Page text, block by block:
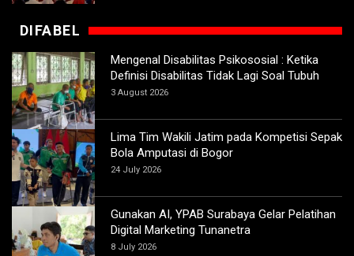
DIFABEL
Mengenal Disabilitas Psikososial : Ketika
Definisi Disabilitas Tidak Lagi Soal Tubuh
3 August 2026
Lima Tim Wakili Jatim pada Kompetisi Sepak
Bola Amputasi di Bogor
24 July 2026
Gunakan AI, YPAB Surabaya Gelar Pelatihan
Digital Marketing Tunanetra
8 July 2026